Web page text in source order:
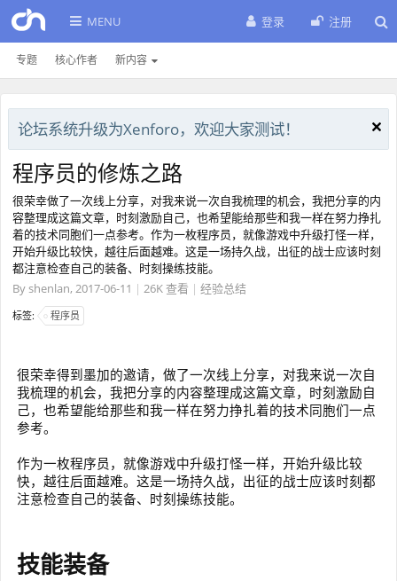
MENU
专题 核心作者 新内容
登录 注册
论坛系统升级为Xenforo，欢迎大家测试！
程序员的修炼之路
很荣幸做了一次线上分享，对我来说一次自我梳理的机会，我把分享的内
容整理成这篇文章，时刻激励自己，也希望能给那些和我一样在努力挣扎
着的技术同胞们一点参考。作为一枚程序员，就像游戏中升级打怪一样，
开始升级比较快，越往后面越难。这是一场持久战，出征的战士应该时刻
都注意检查自己的装备、时刻操练技能。
Byshenlan, 2017-06-11 | 26K 查看 | 经验总结
标签: 程序员
很荣幸得到墨加的邀请，做了一次线上分享，对我来说一次自
我梳理的机会，我把分享的内容整理成这篇文章，时刻激励自
己，也希望能给那些和我一样在努力挣扎着的技术同胞们一点
参考。
作为一枚程序员，就像游戏中升级打怪一样，开始升级比较
快，越往后面越难。这是一场持久战，出征的战士应该时刻都
注意检查自己的装备、时刻操练技能。
技能装备